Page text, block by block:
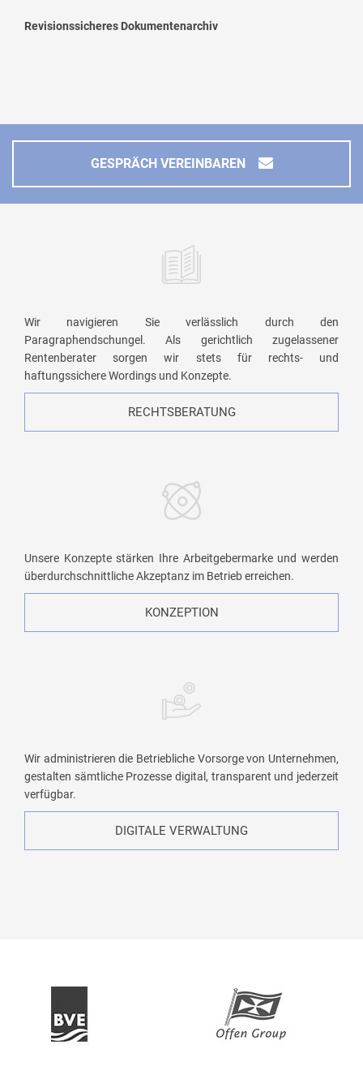
Revisionssicheres Dokumentenarchiv
GESPRÄCH VEREINBAREN
Wir navigieren Sie verlässlich durch den
Paragraphendschungel. Als gerichtlich zugelassener
Rentenberater sorgen wir stets für rechts- und
haftungssichere Wordings und Konzepte.
RECHTSBERATUNG
Unsere Konzepte stärken Ihre Arbeitgebermarke und werden
überdurchschnittliche Akzeptanz im Betrieb erreichen.
KONZEPTION
Wir administrieren die Betriebliche Vorsorge von Unternehmen,
gestalten sämtliche Prozesse digital, transparent und jederzeit
verfügbar.
DIGITALE VERWALTUNG